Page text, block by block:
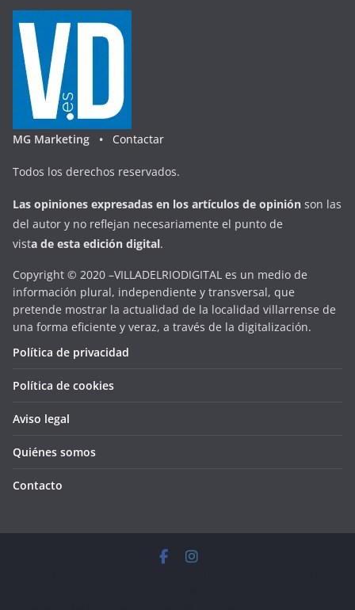
MG Marketing • Contactar
Todos los derechos reservados.
Las opiniones expresadas en los artículos de opinión son las
del autor y no reflejan necesariamente el punto de
vista de esta edición digital.
Copyright © 2020 –VILLADELRIODIGITAL es un medio de
información plural, independiente y transversal, que
pretende mostrar la actualidad de la localidad villarrense de
una forma eficiente y veraz, a través de la digitalización.
Política de privacidad
Política de cookies
Aviso legal
Quiénes somos
Contacto